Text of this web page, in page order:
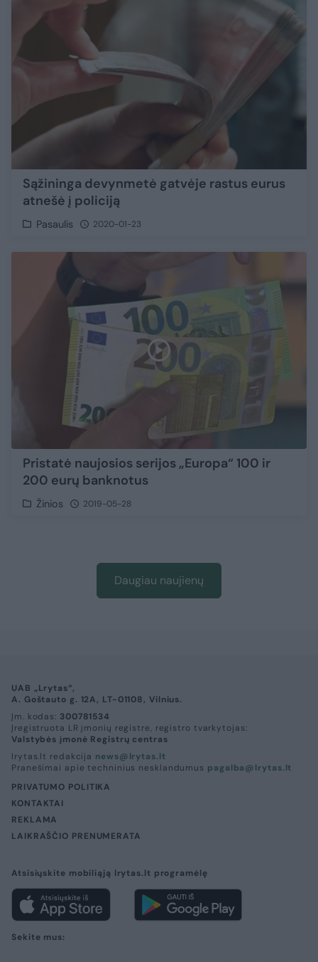
Sąžininga devynmetė gatvėje rastus eurus
atnešė į policiją
Pasaulis 2020-01-23
Pristatė naujosios serijos „Europa“ 100 ir
200 eurų banknotus
Žinios 2019-05-28
Daugiau naujienų
UAB „Lrytas“,
A. Goštauto g. 12A, LT-01108, Vilnius.
Įm. kodas: 300781534
Įregistruota LR įmonių registre, registro tvarkytojas:
Valstybės įmonė Registrų centras
lrytas.lt redakcija news@lrytas.lt
Pranešimai apie techninius nesklandumus pagalba@lrytas.lt
PRIVATUMO POLITIKA
KONTAKTAI
REKLAMA
LAIKRAŠČIO PRENUMERATA
Atsisiųskite mobiliąją lrytas.lt programėlę
Sekite mus: